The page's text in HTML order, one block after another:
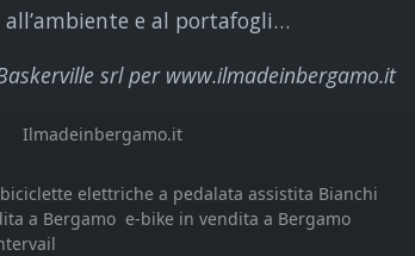
e al portafogli…
srl per www.ilmadeinbergamo.it
Ilmadeinbergamo.it
biciclette elettriche a pedalata assistita Bianchi
a Bergamo e-bike in vendita a Bergamo